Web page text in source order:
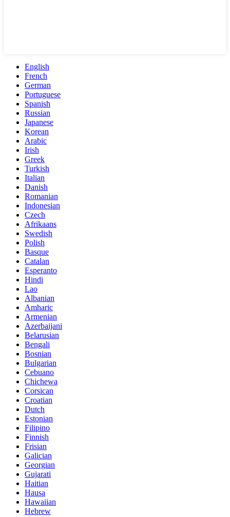
English
French
German
Portuguese
Spanish
Russian
Japanese
Korean
Arabic
Irish
Greek
Turkish
Italian
Danish
Romanian
Indonesian
Czech
Afrikaans
Swedish
Polish
Basque
Catalan
Esperanto
Hindi
Lao
Albanian
Amharic
Armenian
Azerbaijani
Belarusian
Bengali
Bosnian
Bulgarian
Cebuano
Chichewa
Corsican
Croatian
Dutch
Estonian
Filipino
Finnish
Frisian
Galician
Georgian
Gujarati
Haitian
Hausa
Hawaiian
Hebrew